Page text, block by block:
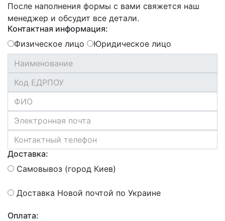
После наполнения формы с вами свяжется наш
менеджер и обсудит все детали.
Контактная информация:
Физическое лицо
Юридическое лицо
Доставка:
Самовывоз (город Киев)
Доставка Новой почтой по Украине
Оплата: